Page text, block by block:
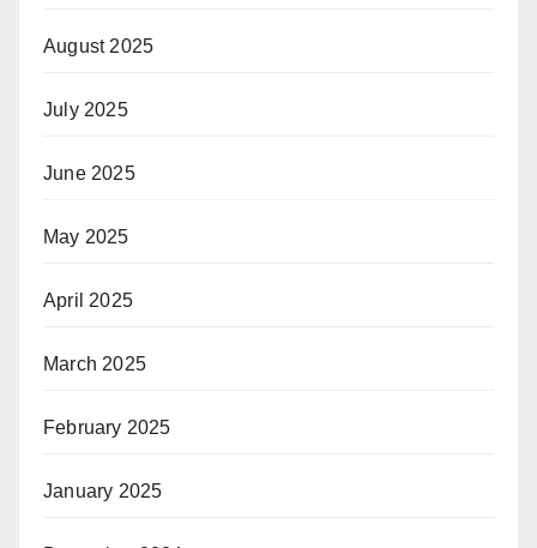
August 2025
July 2025
June 2025
May 2025
April 2025
March 2025
February 2025
January 2025